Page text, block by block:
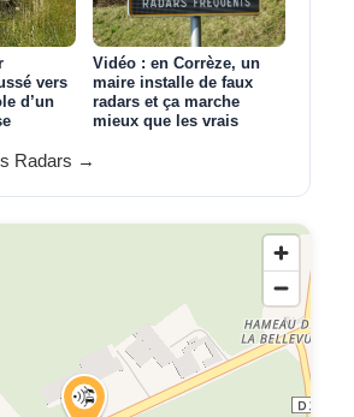
vers
d’un
Vidéo : en Corrèze, un
maire installe de faux
radars et ça marche
mieux que les vrais
Radars →